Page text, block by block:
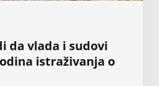
da vlada i sudovi
istraživanja o